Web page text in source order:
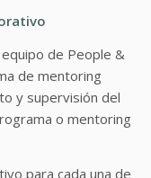
de People &
de mentoring
y supervisión del
o mentoring
para cada una de